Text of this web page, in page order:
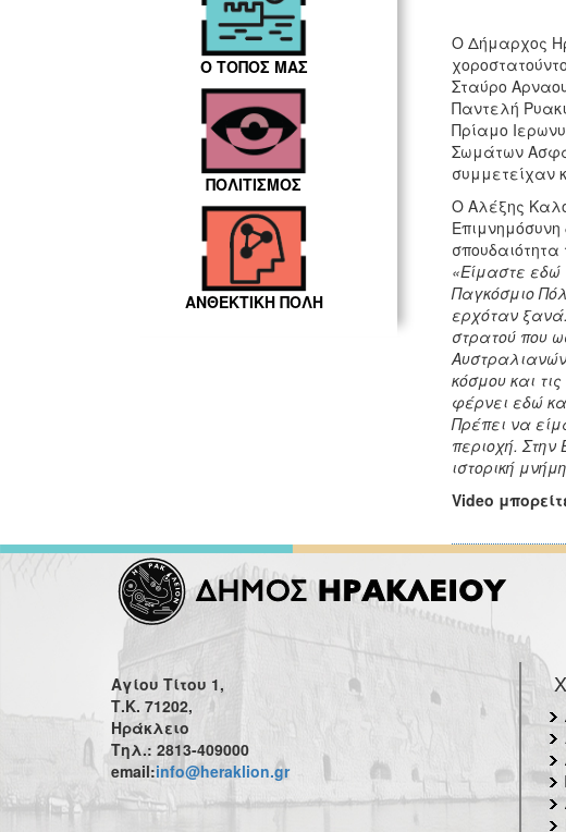
Ο ΤΟΠΟΣ ΜΑΣ
ΠΟΛΙΤΙΣΜΟΣ
ΑΝΘΕΚΤΙΚΗ ΠΟΛΗ
Ο Δήμαρχος
Σταύρο
Παντελή
Πρίαμο
Σωμάτων
συμμετείχαν
Ο Αλέξης
«Είμαστε εδώ
Παγκόσμιο
ερχόταν
στρατού που
κόσμου και
φέρνει εδώ
Πρέπει να
περιοχή.
ιστορική
Video
Αγίου Τίτου 1,
Τ.Κ. 71202,
Ηράκλειο
Τηλ.: 2813-409000
email:info@heraklion.gr